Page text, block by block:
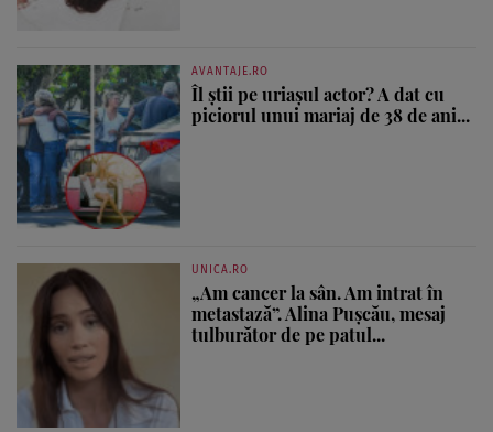
AVANTAJE.RO
Îl știi pe uriașul actor? A dat cu
piciorul unui mariaj de 38 de ani...
UNICA.RO
„Am cancer la sân. Am intrat în
metastază”. Alina Pușcău, mesaj
tulburător de pe patul...